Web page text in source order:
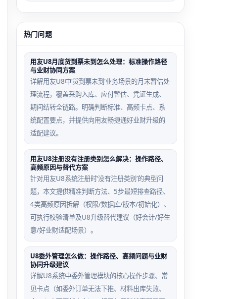
热门问题
用友U8月底货到票未到怎么处理：标准操作路径
与业财协同方案
详解用友U8中‘货到票未到’业务场景的月末暂估处
理流程，覆盖采购入库、应付暂估、凭证生成、
期间结转全链路。明确判断标准、高频卡点、系
统配置要点，并提供向用友畅捷通好业财升级的
适配建议。
用友U8注册没有注册类别怎么解决：操作路径、
高频原因与替代方案
针对用友U8系统注册时‘没有注册类别’的典型问
题，本文提供精准判断方法、5步最短排查路径、
4类高频原因拆解（权限/数据库/版本/初始化）、
可执行校验清单及U8升级替代建议（好会计/好生
意/好业财适配场景）。
U8委外管理怎么做：操作路径、高频问题与业财
协同升级建议
详解U8系统中委外管理模块的核心操作步骤、常
见卡点（如委外订单无法下推、材料出库失败、